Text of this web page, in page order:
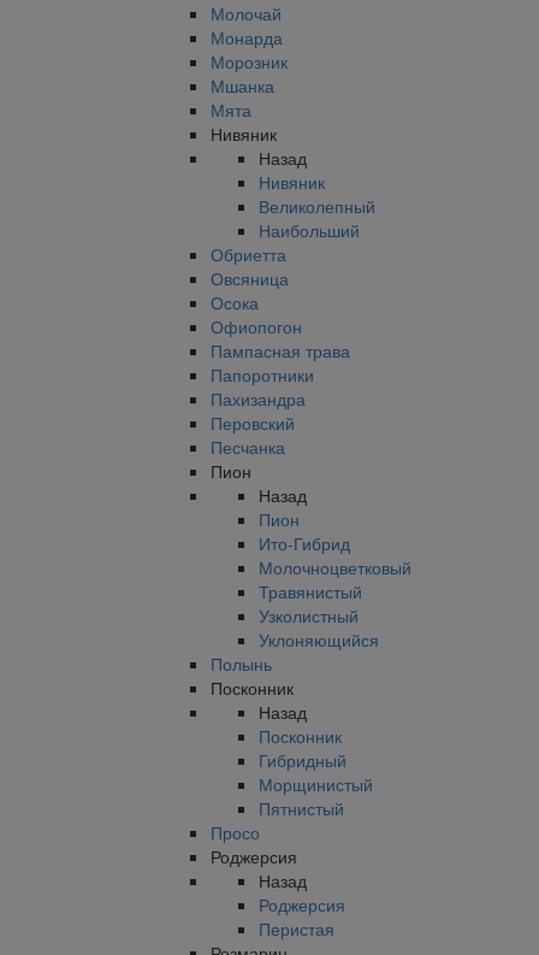
Молочай
Монарда
Морозник
Мшанка
Мята
Нивяник
Назад
Нивяник
Великолепный
Наибольший
Обриетта
Овсяница
Осока
Офиопогон
Пампасная трава
Папоротники
Пахизандра
Перовский
Песчанка
Пион
Назад
Пион
Ито-Гибрид
Молочноцветковый
Травянистый
Узколистный
Уклоняющийся
Полынь
Посконник
Назад
Посконник
Гибридный
Морщинистый
Пятнистый
Просо
Роджерсия
Назад
Роджерсия
Перистая